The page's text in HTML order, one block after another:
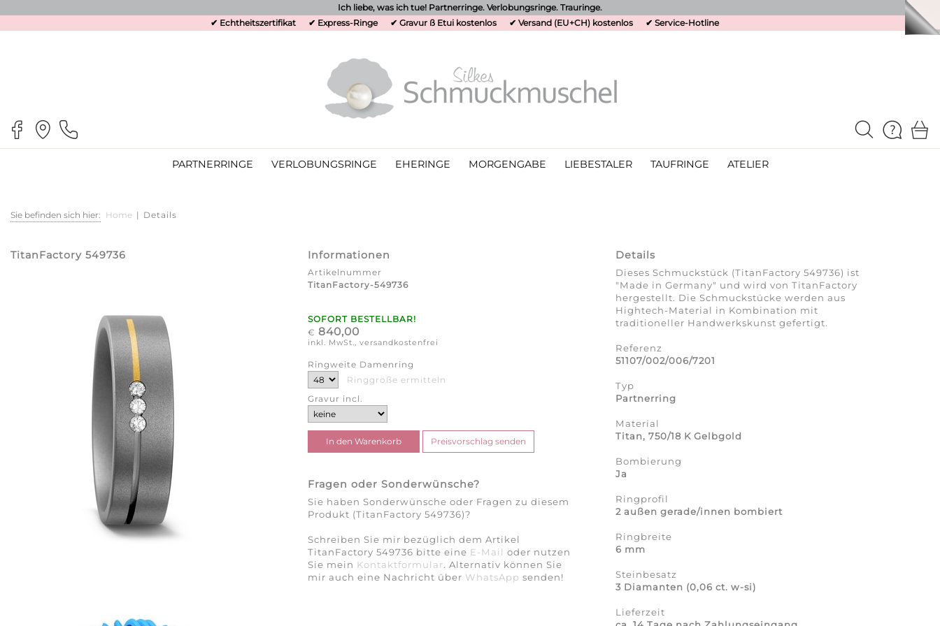
Ich liebe, was ich tue! Partnerringe. Verlobungsringe. Trauringe.
✔ Echtheitszertifikat
✔ Express-Ringe ✔ Gravur ß Etui kostenlos ✔ Versand (EU+CH) kostenlos ✔ Service-Hotline
PARTNERRINGE VERLOBUNGSRINGE EHERINGE MORGENGABE LIEBESTALER TAUFRINGE ATELIER
Sie befinden sich hier: Home | Details
TitanFactory 549736 Informationen
Artikelnummer
TitanFactory-549736
SOFORT BESTELLBAR!
€ 840,00
inkl. MwSt., versandkostenfrei
Ringweite Damenring
Ringgröße ermitteln
Gravur incl.
Fragen oder Sonderwünsche?
Sie haben Sonderwünsche oder Fragen zu diesem
Produkt (TitanFactory 549736)?
Schreiben Sie mir bezüglich dem Artikel
TitanFactory 549736 bitte eine E-Mail oder nutzen
Sie mein Kontaktformular. Alternativ können Sie
mir auch eine Nachricht über WhatsApp senden!
Details
Dieses Schmuckstück (TitanFactory 549736) ist
"Made in Germany" und wird von TitanFactory
hergestellt. Die Schmuckstücke werden aus
Hightech-Material in Kombination mit
traditioneller Handwerkskunst gefertigt.
Referenz
51107/002/006/7201
Typ
Partnerring
Material
Titan, 750/18 K Gelbgold
Bombierung
Ja
Ringprofil
2 außen gerade/innen bombiert
Ringbreite
6 mm
Steinbesatz
3 Diamanten (0,06 ct. w-si)
Lieferzeit